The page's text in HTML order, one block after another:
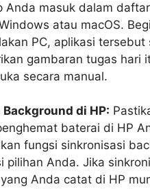
Anda masuk dalam daftar
atau macOS.
PC, aplikasi tersebut
gambaran tugas hari
secara manual.
di HP:
baterai di HP
fungsi sinkronisasi
pilihan Anda. Jika
Anda catat di HP